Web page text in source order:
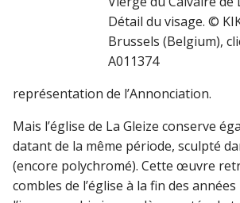
Détail du visage. ©
Brussels (Belgium),
A011374
représentation de l’Annonciation.
Mais l’église de La Gleize conserve
datant de la même période, sculpté
(encore polychromé). Cette œuvre
combles de l’église à la fin des